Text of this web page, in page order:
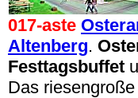
017-aste
Altenberg.
Festtagsbuffet
Das riesengroße